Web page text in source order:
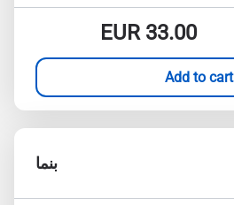
EUR33.00
Add to cart
بنما